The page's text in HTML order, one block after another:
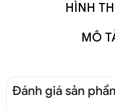
HÌNH
MÔ
Đánh giá sản